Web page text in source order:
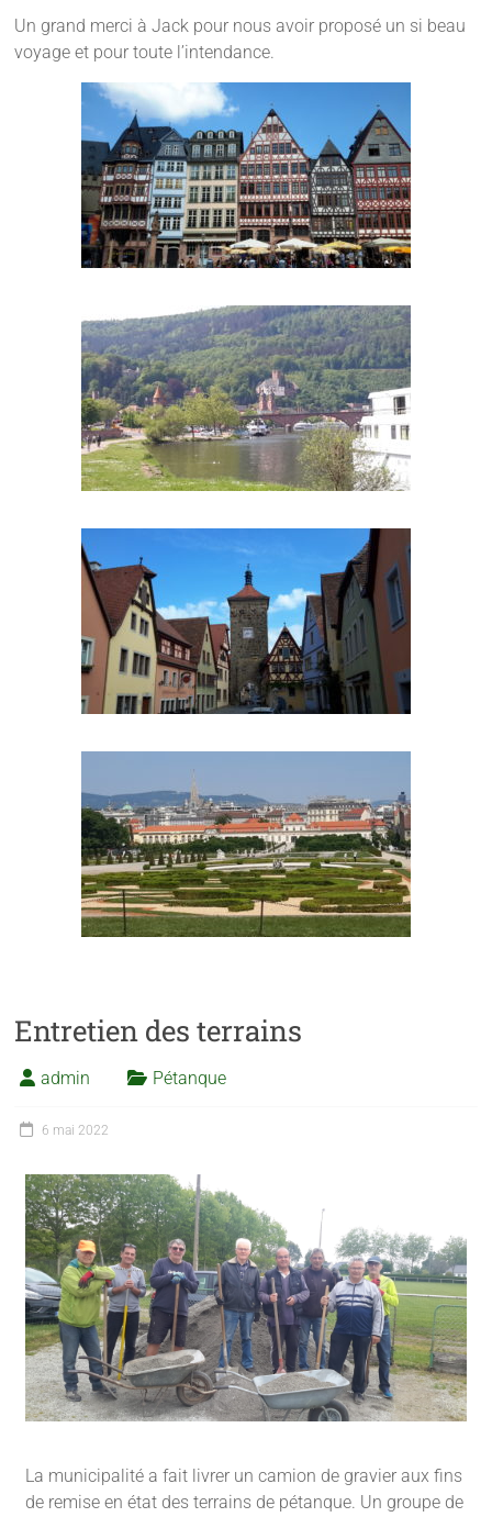
Un grand merci à Jack pour nous avoir proposé un si beau
voyage et pour toute l’intendance.
Entretien des terrains
admin Pétanque
6 mai 2022
La municipalité a fait livrer un camion de gravier aux fins
de remise en état des terrains de pétanque. Un groupe de